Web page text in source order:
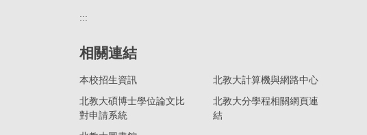
:::
相關連結
本校招生資訊
北教大碩博士學位論文比
對申請系統
北教大計算機與網路中心
北教大分學程相關網頁連
結